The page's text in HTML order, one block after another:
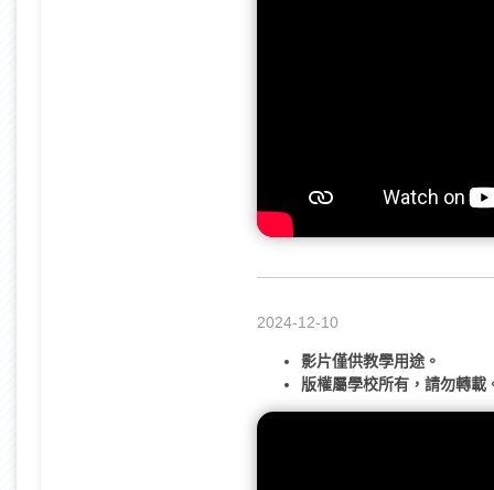
2024-12-10
影片僅供教學用途。
版權屬學校所有，請勿轉載